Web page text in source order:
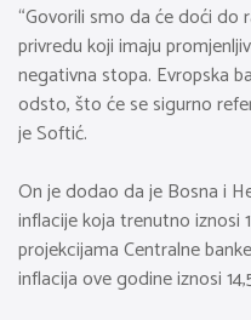
“Govorili smo da će doći
privredu koji imaju
negativna stopa. Evropska
odsto, što će se sigurno
je Softić.
On je dodao da je Bosna i
inflacije koja trenutno iznosi
projekcijama Centralne
inflacija ove godine iznosi